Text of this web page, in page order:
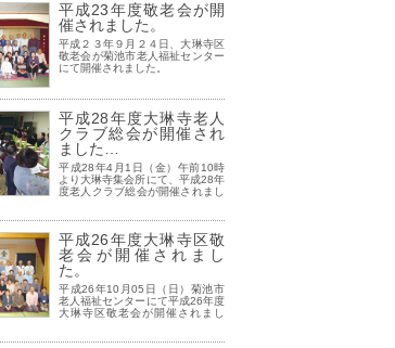
平成23年度敬老会が開
催されました。
平成２３年９月２４日、大琳寺区
敬老会が菊池市老人福祉センター
にて開催されました。
平成28年度大琳寺老人
クラブ総会が開催され
ました…
平成28年4月1日（金）午前10時
より大琳寺集会所にて、平成28年
度老人クラブ総会が開催されまし
平成26年度大琳寺区敬
老会が開催されまし
た。
平成26年10月05日（日）菊池市
老人福祉センターにて平成26年度
大琳寺区敬老会が開催されまし